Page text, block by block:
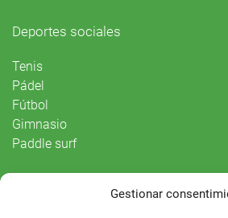
Gestionar
Deportes sociales
Tenis
Pádel
Fútbol
Gimnasio
Paddle surf